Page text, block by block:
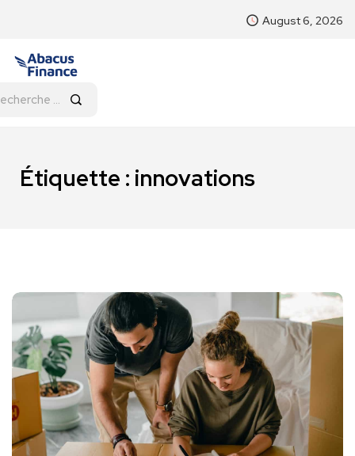
August 6, 2026
Étiquette : innovations